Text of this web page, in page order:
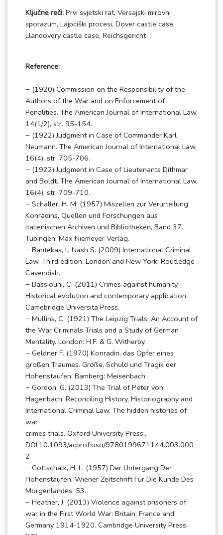
Ključne reči: Prvi svjetski rat, Versajski mirovni
sporazum, Lajpciški procesi, Dover castle case,
Llandovery castle case, Reichsgericht
Reference:
− (1920) Commission on the Responsibility of the
Authors of the War and on Enforcement of
Penalities. The American Journal of International Law,
14(1/2), str. 95-154.
− (1922) Judgment in Case of Commander Karl
Neumann. The American Journal of International Law,
16(4), str. 705-706.
− (1922) Judgment in Case of Lieutenants Dithmar
and Boldt. The American Journal of International Law,
16(4), str. 709-710.
− Schaller, H. M. (1957) Miszellen zur Verurteilung
Konradins, Quellen und Forschungen aus
italienischen Archiven und Bibliotheken, Band 37.
Tübingen: Max Niemeyer Verlag.
− Bantekas, I., Nash S. (2009) International Criminal
Law. Third edition. London and New York: Routledge-
Cavendish.
− Bassiouni, C. (2011) Crimes against humanity,
Historical evolution and contemporary application.
Camebridge Universita Press.
− Mullins, C. (1921) The Leipzig Trials: An Account of
the War Criminals Trials and a Study of German
Mentality. London: H.F. & G. Witherby.
− Geldner F. (1970) Konradin, das Opfer eines
großen Traumes. Größe, Schuld und Tragik der
Hohenstaufen, Bamberg: Meisenbach.
− Gordon, G. (2013) The Trial of Peter von
Hagenbach: Reconciling History, Historiography and
International Criminal Law, The hidden histories of
war
crimes trials. Oxford University Press,.
DOI:10.1093/acprof:oso/9780199671144.003.000
2
− Gottschalk, H. L. (1957) Der Untergang Der
Hohenstaufen. Wiener Zeitschrift Für Die Kunde Des
Morgenlandes, 53.
− Heather, J. (2013) Violence against prisoners of
war in the First World War: Britain, France and
Germany 1914-1920. Cambridge University Press.